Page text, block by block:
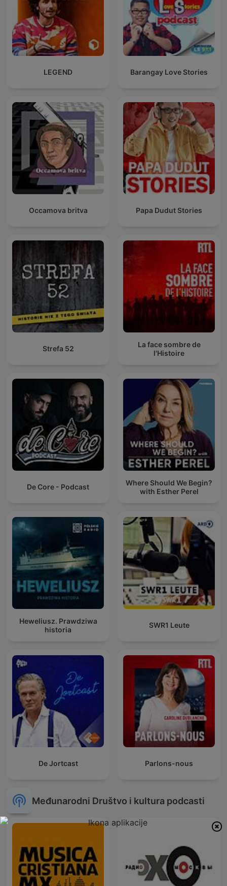
LEGEND Barangay Love Stories
Occamova britva Papa Dudut Stories
Strefa 52
La face sombre de
l'Histoire
De Core - Podcast
Where Should We Begin?
with Esther Perel
Heweliusz. Prawdziwa
historia
SWR1 Leute
De Jortcast Parlons-nous
Međunarodni Društvo i kultura podcasti